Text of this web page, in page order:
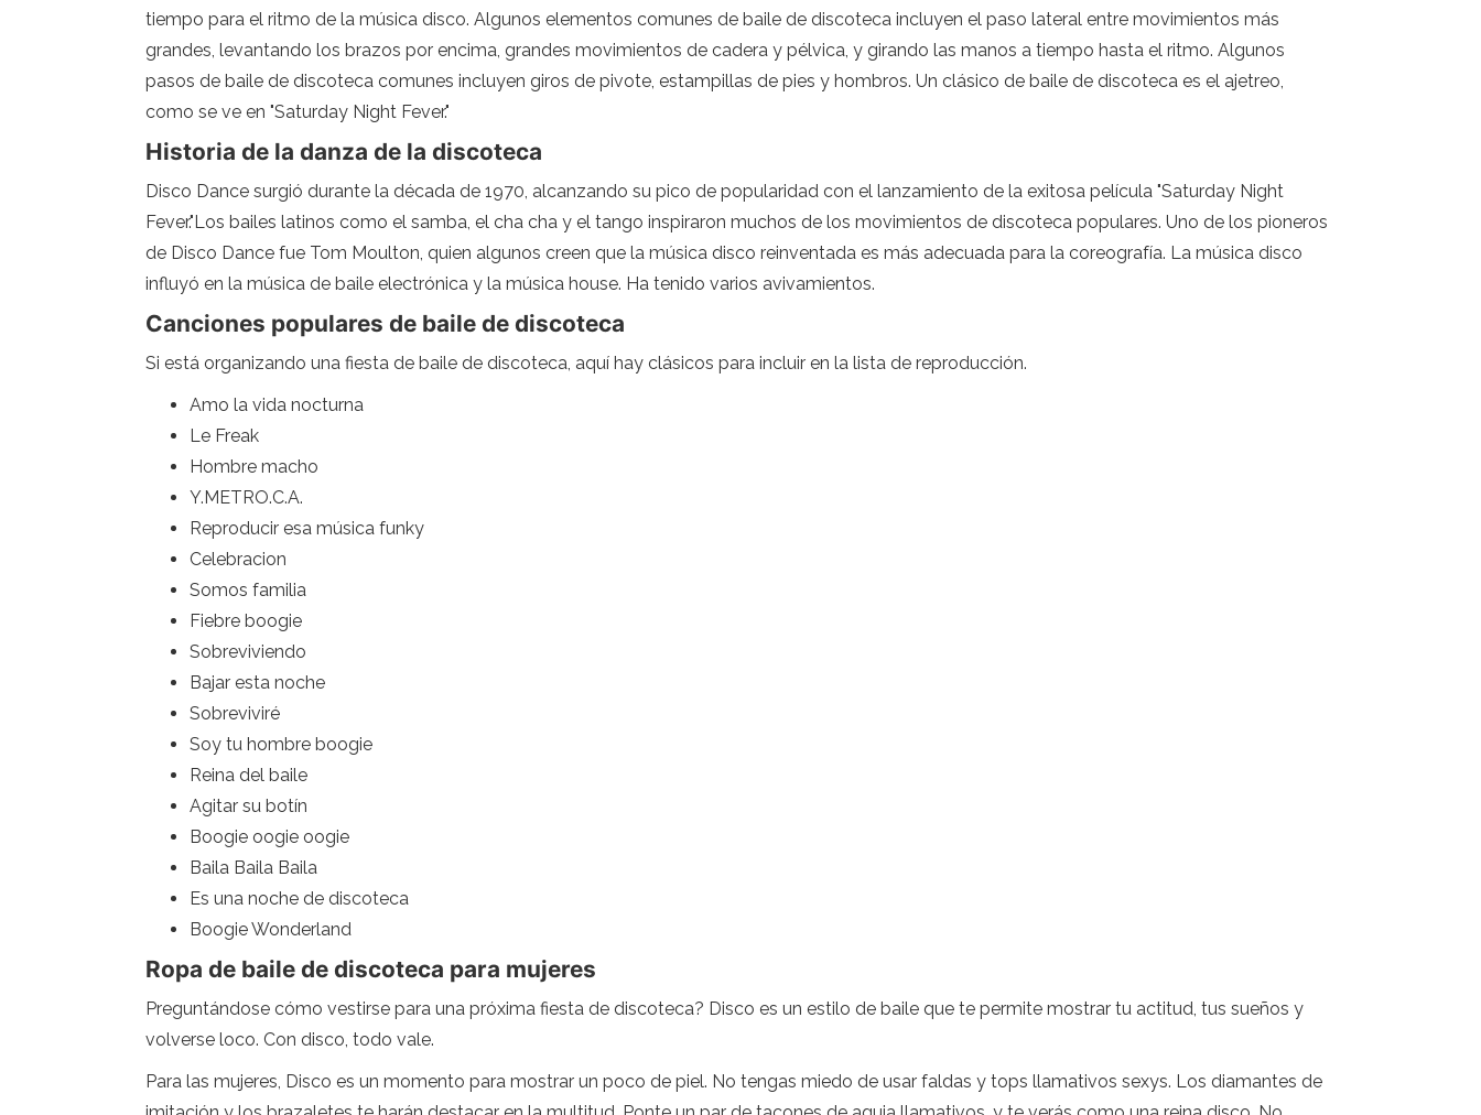
tiempo para el ritmo de la música disco. Algunos elementos comunes de baile de discoteca incluyen el paso lateral entre movimientos más
grandes, levantando los brazos por encima, grandes movimientos de cadera y pélvica, y girando las manos a tiempo hasta el ritmo. Algunos
pasos de baile de discoteca comunes incluyen giros de pivote, estampillas de pies y hombros. Un clásico de baile de discoteca es el ajetreo,
como se ve en "Saturday Night Fever."
Historia de la danza de la discoteca
Disco Dance surgió durante la década de 1970, alcanzando su pico de popularidad con el lanzamiento de la exitosa película "Saturday Night
Fever."Los bailes latinos como el samba, el cha cha y el tango inspiraron muchos de los movimientos de discoteca populares. Uno de los pioneros
de Disco Dance fue Tom Moulton, quien algunos creen que la música disco reinventada es más adecuada para la coreografía. La música disco
influyó en la música de baile electrónica y la música house. Ha tenido varios avivamientos.
Canciones populares de baile de discoteca
Si está organizando una fiesta de baile de discoteca, aquí hay clásicos para incluir en la lista de reproducción.
Amo la vida nocturna
Le Freak
Hombre macho
Y.METRO.C.A.
Reproducir esa música funky
Celebracion
Somos familia
Fiebre boogie
Sobreviviendo
Bajar esta noche
Sobreviviré
Soy tu hombre boogie
Reina del baile
Agitar su botín
Boogie oogie oogie
Baila Baila Baila
Es una noche de discoteca
Boogie Wonderland
Ropa de baile de discoteca para mujeres
Preguntándose cómo vestirse para una próxima fiesta de discoteca? Disco es un estilo de baile que te permite mostrar tu actitud, tus sueños y
volverse loco. Con disco, todo vale.
Para las mujeres, Disco es un momento para mostrar un poco de piel. No tengas miedo de usar faldas y tops llamativos sexys. Los diamantes de